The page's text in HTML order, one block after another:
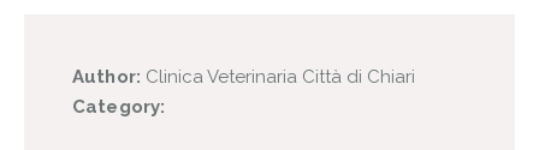
Author: Clinica Veterinaria Città di Chiari
Category: